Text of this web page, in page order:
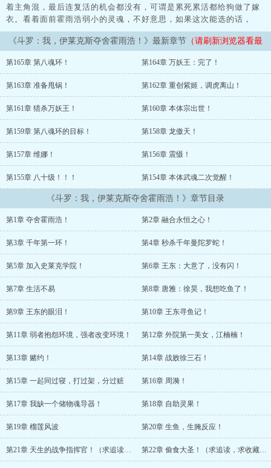
着主角混，最后连复活的机会都没有，可谓是累死累活都给狗做了嫁
衣。看着面前霍雨浩弱小的灵魂，不好意思，如果这次能选的话，
《斗罗：我，伊莱克斯夺舍霍雨浩！》最新章节 （请刷新浏览器看最
新章节）
第165章 第八魂环！ 第164章 万妖王：完了！
第163章 准备甩锅！ 第162章 重创紫姬，调虎离山！
第161章 猎杀万妖王！ 第160章 本体宗出世！
第159章 第八魂环的目标！ 第158章 龙傲天！
第157章 维娜！ 第156章 震慑！
第155章 八十级！！！ 第154章 本体武魂二次觉醒！
《斗罗：我，伊莱克斯夺舍霍雨浩！》章节目录
第1章 夺舍霍雨浩！ 第2章 融合永恒之心！
第3章 千年第一环！ 第4章 秒杀千年曼陀罗蛇！
第5章 加入史莱克学院！ 第6章 王东：大意了，没有闪！
第7章 生活不易 第8章 唐雅：徐昊，我想吃鱼了！
第9章 王东的眼泪！ 第10章 王东寻鱼记！
第11章 弱者抱怨环境，强者改变环境！ 第12章 外院第一美女，江楠楠！
第13章 赌约！ 第14章 战败徐三石！
第15章 一起同过寝，打过架，分过赃 第16章 周漪！
第17章 我缺一个储物魂导器！ 第18章 自助灵果！
第19章 榴莲风波 第20章 生鱼，生腌反应！
第21章 天生的战争指挥官！（求追读！） 第22章 偷食大圣！（求追读，求收藏！）